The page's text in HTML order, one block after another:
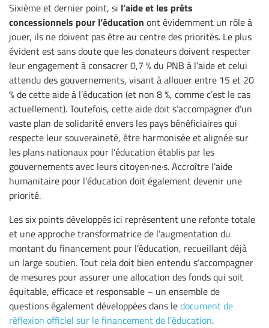
Sixième et dernier point, si l’aide et les prêts
concessionnels pour l’éducation ont évidemment un rôle à
jouer, ils ne doivent pas être au centre des priorités. Le plus
évident est sans doute que les donateurs doivent respecter
leur engagement à consacrer 0,7 % du PNB à l’aide et celui
attendu des gouvernements, visant à allouer entre 15 et 20
% de cette aide à l’éducation (et non 8 %, comme c’est le cas
actuellement). Toutefois, cette aide doit s’accompagner d’un
vaste plan de solidarité envers les pays bénéficiaires qui
respecte leur souveraineté, être harmonisée et alignée sur
les plans nationaux pour l’éducation établis par les
gouvernements avec leurs citoyen·ne·s. Accroître l’aide
humanitaire pour l’éducation doit également devenir une
priorité.
Les six points développés ici représentent une refonte totale
et une approche transformatrice de l’augmentation du
montant du financement pour l’éducation, recueillant déjà
un large soutien. Tout cela doit bien entendu s’accompagner
de mesures pour assurer une allocation des fonds qui soit
équitable, efficace et responsable – un ensemble de
questions également développées dans ledocument de
réflexion officiel sur le financement de l’éducation.